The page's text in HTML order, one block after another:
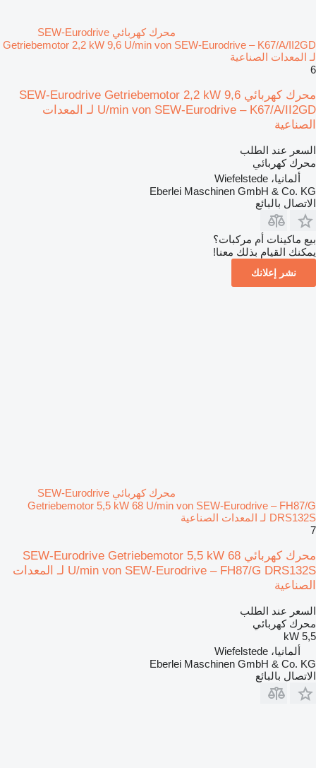
محرك كهربائي SEW-Eurodrive
Getriebemotor 2,2 kW 9,6 U/min von SEW-Eurodrive – K67/A/II2GD
لـ المعدات الصناعية
6
محرك كهربائي SEW-Eurodrive Getriebemotor 2,2 kW 9,6
U/min von SEW-Eurodrive – K67/A/II2GD لـ المعدات
الصناعية
السعر عند الطلب
محرك كهربائي
ألمانيا، Wiefelstede
Eberlei Maschinen GmbH & Co. KG
الاتصال بالبائع
بيع ماكينات أم مركبات؟
يمكنك القيام بذلك معنا!
نشر إعلانك
محرك كهربائي SEW-Eurodrive
Getriebemotor 5,5 kW 68 U/min von SEW-Eurodrive – FH87/G
DRS132S لـ المعدات الصناعية
7
محرك كهربائي SEW-Eurodrive Getriebemotor 5,5 kW 68
U/min von SEW-Eurodrive – FH87/G DRS132S لـ المعدات
الصناعية
السعر عند الطلب
محرك كهربائي
5,5 kW
ألمانيا، Wiefelstede
Eberlei Maschinen GmbH & Co. KG
الاتصال بالبائع